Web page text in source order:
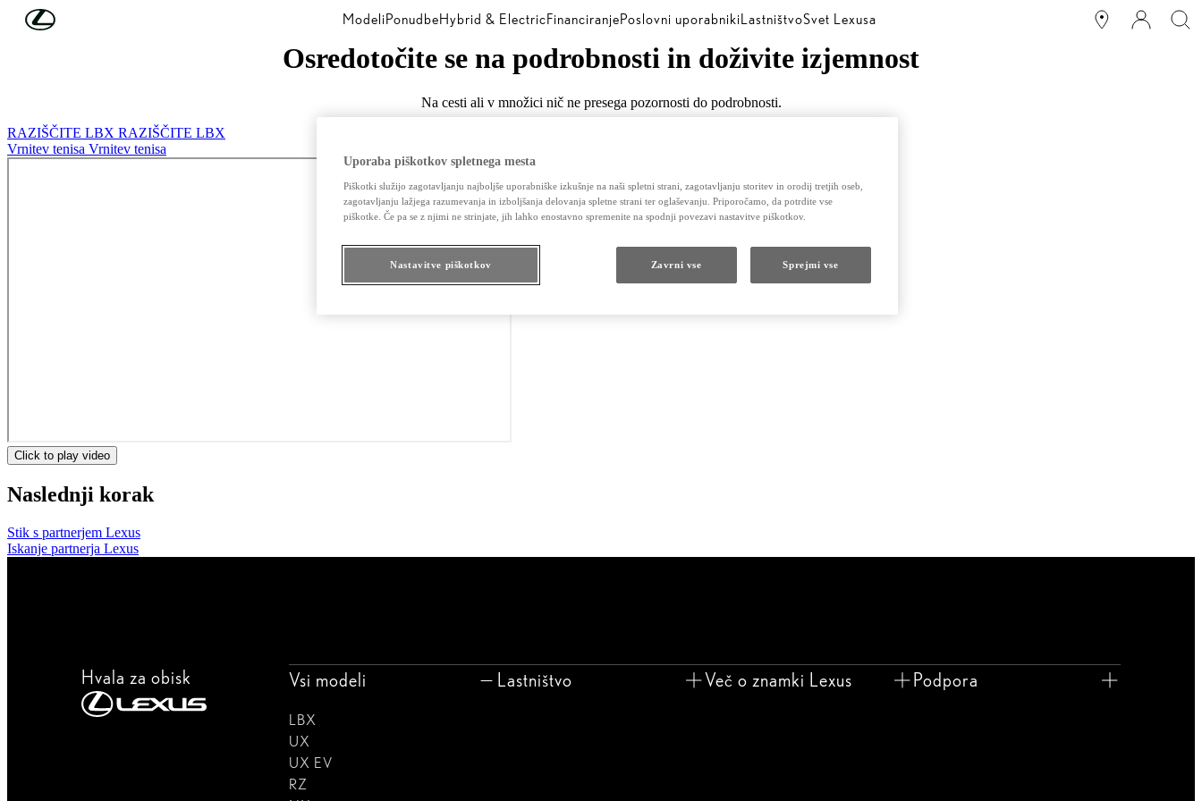
Skip to Main Content ModeliPonudbeHybrid & ElectricFinanciranjePoslovni uporabnikiLastništvoSvet Lexusa
Osredotočite se na podrobnosti in doživite izjemnost
Na cesti ali v množici nič ne presega pozornosti do podrobnosti.
RAZIŠČITE LBX RAZIŠČITE LBX
Vrnitev tenisa Vrnitev tenisa
Click to play video
Naslednji korak
Stik s partnerjem Lexus
Iskanje partnerja Lexus
Hvala za obisk Vsi modeli
LBX
UX
UX EV
RZ
Lastništvo Več o znamki Lexus Podpora
Uporaba piškotkov spletnega mesta
Piškotki služijo zagotavljanju najboljše uporabniške izkušnje na naši spletni strani, zagotavljanju storitev in orodij tretjih oseb,
zagotavljanju lažjega razumevanja in izboljšanja delovanja spletne strani ter oglaševanju. Priporočamo, da potrdite vse
piškotke. Če pa se z njimi ne strinjate, jih lahko enostavno spremenite na spodnji povezavi nastavitve piškotkov.
Nastavitve piškotkov Zavrni vse Sprejmi vse